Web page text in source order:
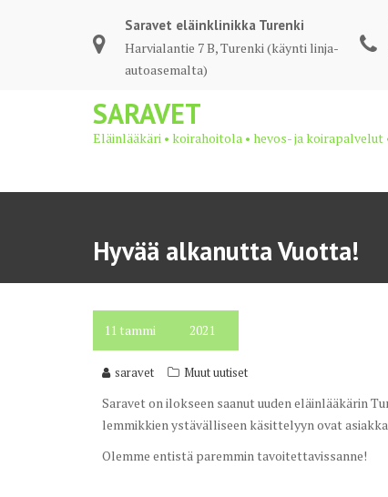
Saravet eläinklinikka Turenki
Harvialantie 7 B, Turenki (käynti linja-
autoasemalta)
SARAVET
Eläinlääkäri • koirahoitola • hevos- ja koirapalvelut
Hyvää alkanutta Vuotta!
11 tammi 2021
saravet Muut uutiset
Saravet on ilokseen saanut uuden eläinlääkärin
lemmikkien ystävälliseen käsittelyyn ovat
Olemme entistä paremmin tavoitettavissanne!